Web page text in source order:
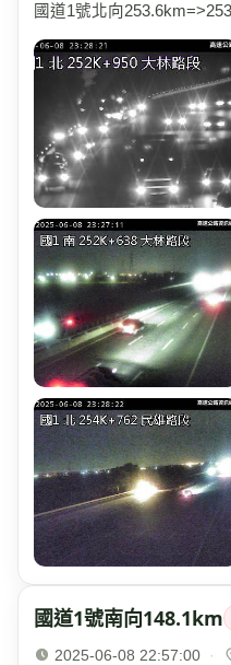
國道1號北向
國道1號南向148.1km
2025-06-08 22:57:00 ·